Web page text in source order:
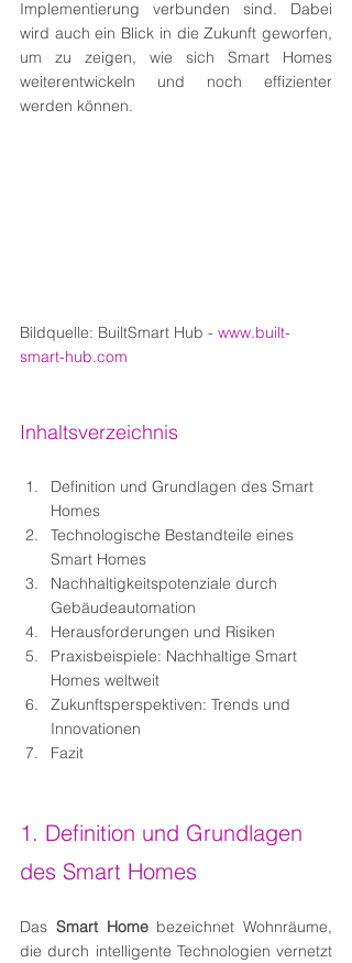
Implementierung verbunden sind. Dabei
wird auch ein Blick in die Zukunft geworfen,
um zu zeigen, wie sich Smart Homes
weiterentwickeln und noch effizienter
werden können.
Bildquelle: BuiltSmart Hub - www.built-
smart-hub.com
Inhaltsverzeichnis
Definition und Grundlagen des Smart
Homes
Technologische Bestandteile eines
Smart Homes
Nachhaltigkeitspotenziale durch
Gebäudeautomation
Herausforderungen und Risiken
Praxisbeispiele: Nachhaltige Smart
Homes weltweit
Zukunftsperspektiven: Trends und
Innovationen
Fazit
1. Definition und Grundlagen
des Smart Homes
Das Smart Home bezeichnet Wohnräume,
die durch intelligente Technologien vernetzt